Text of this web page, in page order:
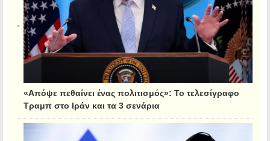
«Απόψε πεθαίνει ένας πολιτισμός»: Το τελεσίγραφο
Τραμπ στο Ιράν και τα 3 σενάρια